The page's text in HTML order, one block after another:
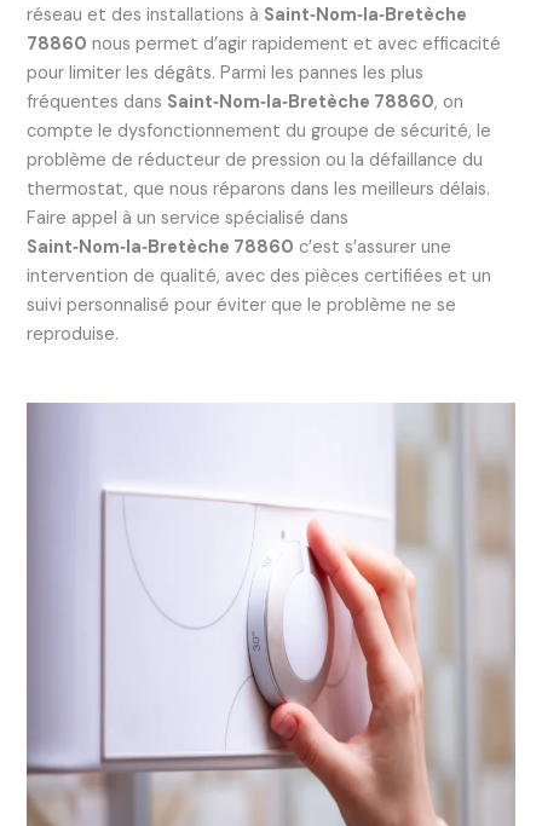
réseau et des installations à Saint‑Nom‑la‑Bretèche
78860 nous permet d’agir rapidement et avec efficacité
pour limiter les dégâts. Parmi les pannes les plus
fréquentes dans Saint‑Nom‑la‑Bretèche 78860, on
compte le dysfonctionnement du groupe de sécurité, le
problème de réducteur de pression ou la défaillance du
thermostat, que nous réparons dans les meilleurs délais.
Faire appel à un service spécialisé dans
Saint‑Nom‑la‑Bretèche 78860 c’est s’assurer une
intervention de qualité, avec des pièces certifiées et un
suivi personnalisé pour éviter que le problème ne se
reproduise.